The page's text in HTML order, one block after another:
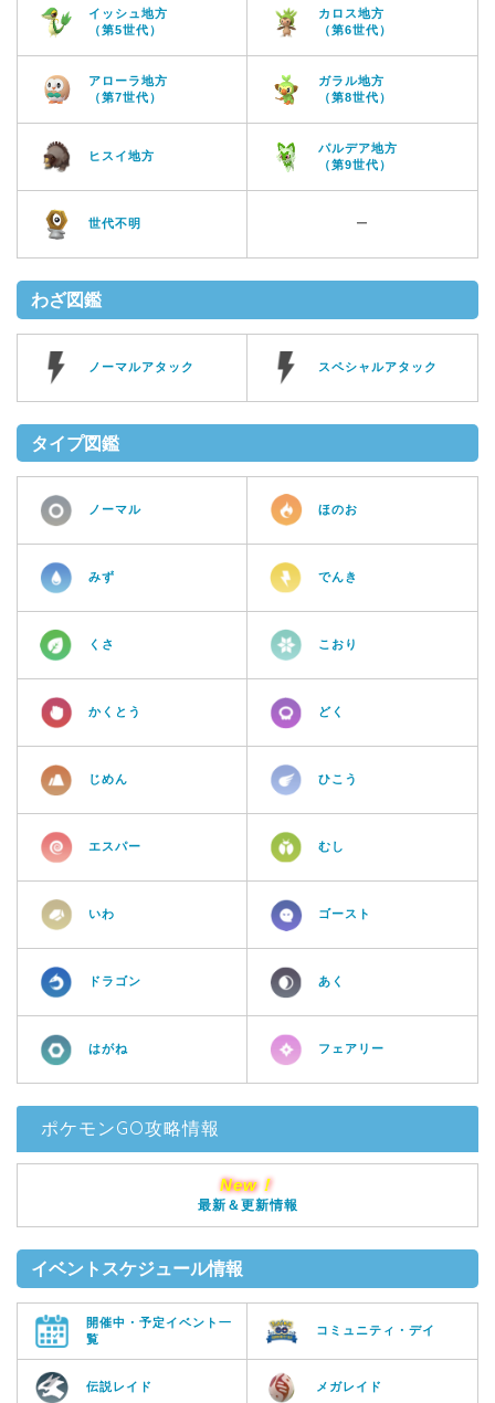
イッシュ地方
（第5世代）
カロス地方
（第6世代）
アローラ地方
（第7世代）
ガラル地方
（第8世代）
ヒスイ地方
パルデア地方
（第9世代）
世代不明 ー
わざ図鑑
ノーマルアタック スペシャルアタック
タイプ図鑑
ノーマル ほのお
みず でんき
くさ こおり
かくとう どく
じめん ひこう
エスパー むし
いわ ゴースト
ドラゴン あく
はがね フェアリー
ポケモンGO攻略情報
New！
最新＆更新情報
イベントスケジュール情報
開催中・予定イベント一
覧
コミュニティ・デイ
伝説レイド メガレイド